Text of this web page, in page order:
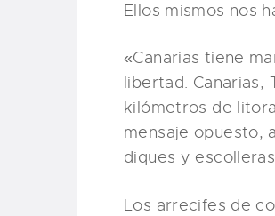
Ellos mismos nos
«Canarias tiene
libertad. Canarias,
kilómetros de
mensaje opuesto,
diques y
Los arrecifes de